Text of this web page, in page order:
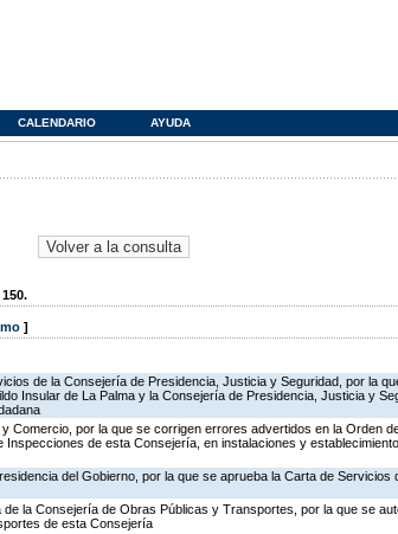
CALENDARIO AYUDA
]
de la Consejería de Presidencia, Justicia y Seguridad, por la
Insular de La Palma y la Consejería de Presidencia, Justicia y
Comercio, por la que se corrigen errores advertidos en la Orden
de esta Consejería, en instalaciones y
del Gobierno, por la que se aprueba la Carta de Servicios
la Consejería de Obras Públicas y Transportes, por la que se
de esta Consejería